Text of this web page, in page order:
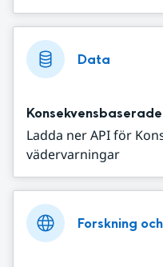
Data
Ladda ner API för
vädervarningar
Forskning